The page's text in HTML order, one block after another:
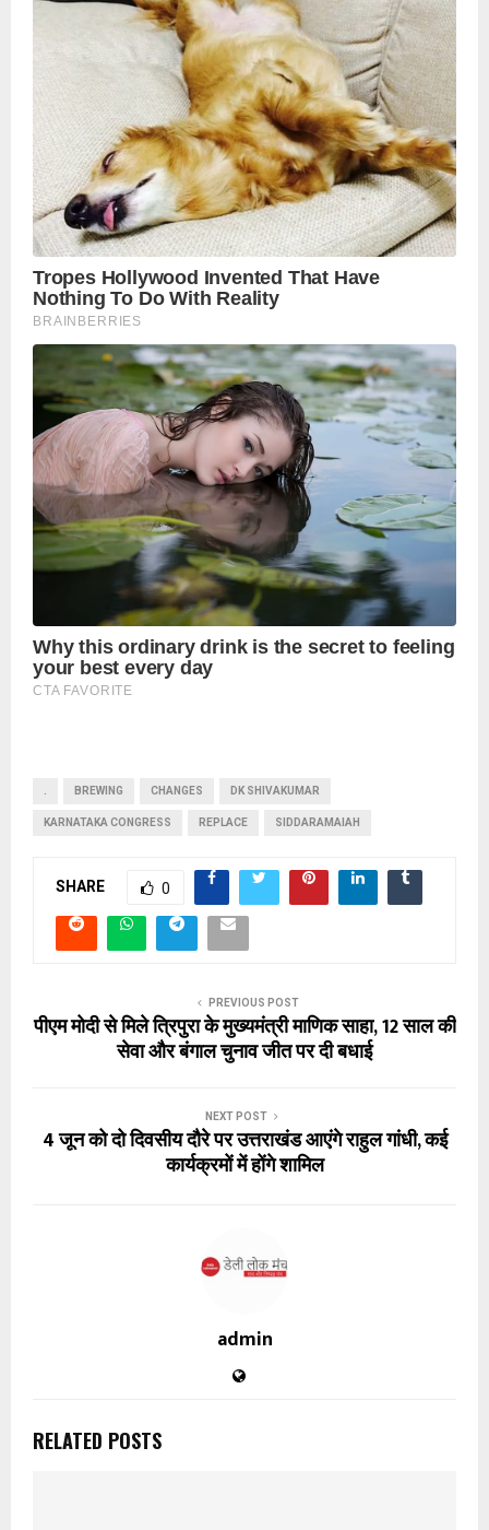
. BREWING CHANGES DK SHIVAKUMAR
KARNATAKA CONGRESS REPLACE SIDDARAMAIAH
SHARE 0
PREVIOUS POST
पीएम मोदी से मिले त्रिपुरा के मुख्यमंत्री माणिक साहा, 12 साल की
सेवा और बंगाल चुनाव जीत पर दी बधाई
NEXT POST
4 जून को दो दिवसीय दौरे पर उत्तराखंड आएंगे राहुल गांधी, कई
कार्यक्रमों में होंगे शामिल
admin
RELATED POSTS